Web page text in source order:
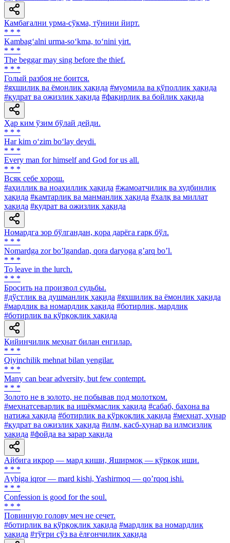
Камбағални урма-сўкма, тўнини йирт.
* * *
Kambag‘alni urma-so‘kma, to‘nini yirt.
* * *
The beggar may sing before the thief.
* * *
Голый разбоя не боится.
#яхшилик ва ёмонлик ҳақида #муомила ва қўполлик ҳақида
#қудрат ва ожизлик ҳақида #фақирлик ва бойлик ҳақида
Ҳар ким ўзим бўлай дейди.
* * *
Har kim o‘zim bo‘lay deydi.
* * *
Every man for himself and God for us all.
* * *
Всяк себе хорош.
#аҳиллик ва ноаҳиллик ҳақида #жамоатчилик ва худбинлик
ҳақида #камтарлик ва манманлик ҳақида #халқ ва миллат
ҳақида #қудрат ва ожизлик ҳақида
Номардга зор бўлгандан, қора дарёга ғарқ бўл.
* * *
Nomardga zor boʼlgandan, qora daryoga gʼarq boʼl.
* * *
To leave in the lurch.
* * *
Бросить на произвол судьбы.
#дўстлик ва душманлик ҳақида #яхшилик ва ёмонлик ҳақида
#мардлик ва номардлик ҳақида #ботирлик, мардлик
#ботирлик ва қўрқоқлик ҳақида
Қийинчилик меҳнат билан енгилар.
* * *
Qiyinchilik mehnat bilan yengilar.
* * *
Many can bear adversity, but few contempt.
* * *
Золото не в золото, не побывав под молотком.
#меҳнатсеварлик ва ишёқмаслик ҳақида #сабаб, баҳона ва
натижа ҳақида #ботирлик ва қўрқоқлик ҳақида #меҳнат, ҳунар
#қудрат ва ожизлик ҳақида #илм, касб-ҳунар ва илмсизлик
ҳақида #фойда ва зарар ҳақида
Айбига иқрор — мард киши, Яширмоқ — қўрқоқ иши.
* * *
Аybiga iqror — mard kishi, Yashirmoq — qoʼrqoq ishi.
* * *
Confession is good for the soul.
* * *
Повинную голову меч не сечет.
#ботирлик ва қўрқоқлик ҳақида #мардлик ва номардлик
ҳақида #тўғри сўз ва ёлғончилик ҳақида